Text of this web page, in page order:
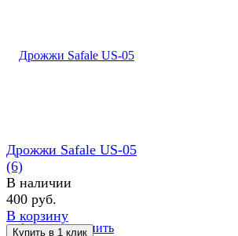
избранное сравнить
Дрожжи Safale US-05
(6)
В наличии
400 руб.
В корзину